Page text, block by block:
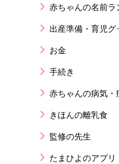
赤ちゃんの名前ラ
出産準備・育児
お金
手続き
赤ちゃんの病気
きほんの離乳食
監修の先生
たまひよのアプリ